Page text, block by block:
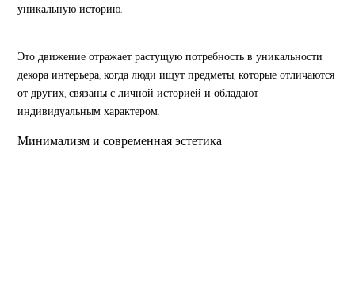
уникальную историю.
Это движение отражает растущую потребность в уникальности
декора интерьера, когда люди ищут предметы, которые отличаются
от других, связаны с личной историей и обладают
индивидуальным характером.
Минимализм и современная эстетика